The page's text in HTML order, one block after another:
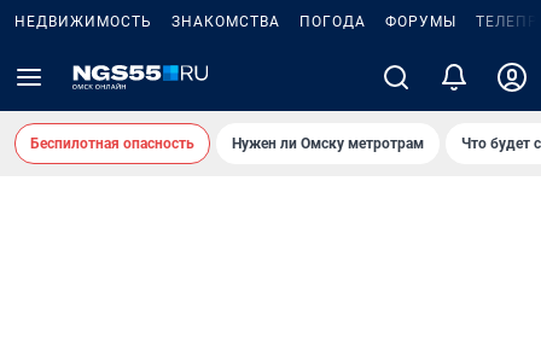
НЕДВИЖИМОСТЬ ЗНАКОМСТВА ПОГОДА ФОРУМЫ
Беспилотная опасность Нужен ли Омску метротрам Что будет